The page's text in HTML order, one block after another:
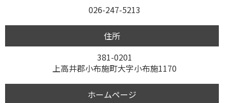
026-247-5213
住所
381-0201
上高井郡小布施町大字小布施1170
ホームページ